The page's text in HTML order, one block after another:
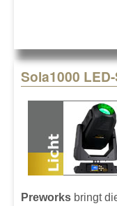
Sola1000
Preworks bringt